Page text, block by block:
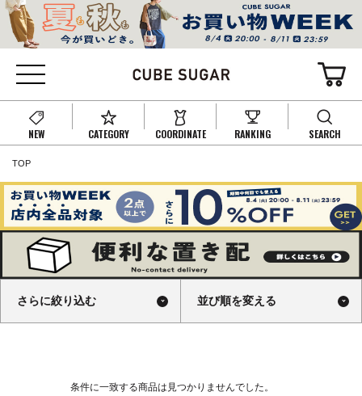
NEW CATEGORY COORDINATE RANKING SEARCH
TOP
さらに絞り込む 並び順を変える
条件に一致する商品は見つかりませんでした。